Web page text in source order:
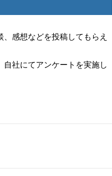
感想などを投稿してもらえ
社にてアンケートを実施し